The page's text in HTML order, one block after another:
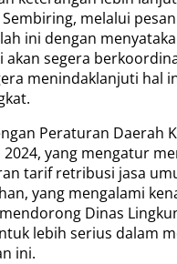
melalui
ini dengan
akan segera
menindaklanjuti hal
Peraturan Daerah
2024, yang mengatur
tarif retribusi jasa
yang mengalami
Dinas
lebih serius dalam
ini.